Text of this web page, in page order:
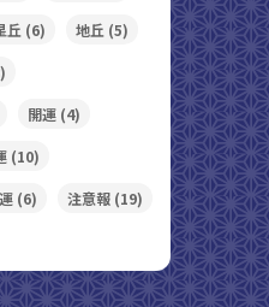
丘 (6) 地丘 (5)
開運 (4)
(10)
(6) 注意報 (19)